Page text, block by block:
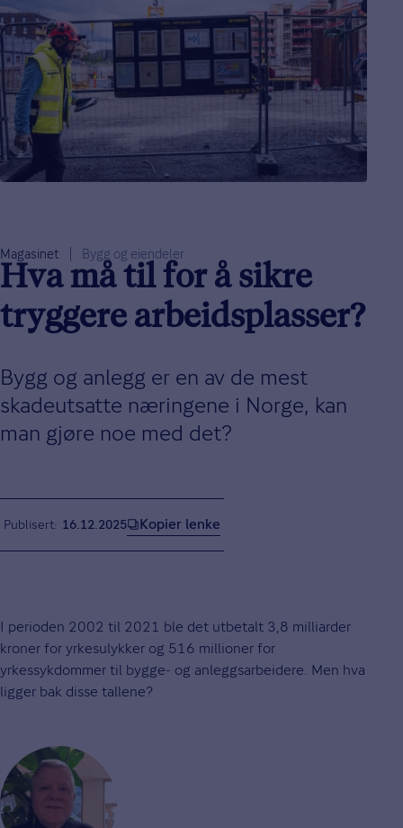
Magasinet Bygg og eiendeler
Hva må til for å sikre
tryggere arbeidsplasser?
Bygg og anlegg er en av de mest
skadeutsatte næringene i Norge, kan
man gjøre noe med det?
Publisert 16.12.2025 Kopier lenke
I perioden 2002 til 2021 ble det utbetalt 3,8 milliarder
kroner for yrkesulykker og 516 millioner for
yrkessykdommer til bygge- og anleggsarbeidere. Men hva
ligger bak disse tallene?